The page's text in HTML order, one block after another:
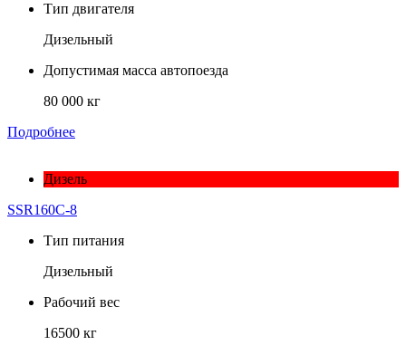
Тип двигателя
Дизельный
Допустимая масса автопоезда
80 000 кг
Подробнее
Дизель
SSR160C-8
Тип питания
Дизельный
Рабочий вес
16500 кг